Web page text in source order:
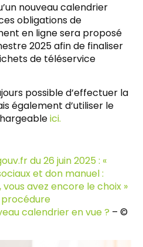
nouveau calendrier
obligations de
en ligne sera proposé
2025 afin de finaliser
de téléservice
possible d’effectuer la
également d’utiliser le
ici.
du 26 juin 2025 : «
et don manuel :
avez encore le choix »
calendrier en vue ? – ©